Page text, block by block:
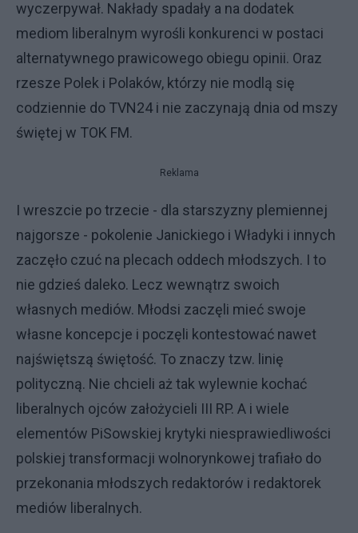
wyczerpywał. Nakłady spadały a na dodatek
mediom liberalnym wyrośli konkurenci w postaci
alternatywnego prawicowego obiegu opinii. Oraz
rzesze Polek i Polaków, którzy nie modlą się
codziennie do TVN24 i nie zaczynają dnia od mszy
świętej w TOK FM.
Reklama
I wreszcie po trzecie - dla starszyzny plemiennej
najgorsze - pokolenie Janickiego i Władyki i innych
zaczęło czuć na plecach oddech młodszych. I to
nie gdzieś daleko. Lecz wewnątrz swoich
własnych mediów. Młodsi zaczęli mieć swoje
własne koncepcje i poczęli kontestować nawet
najświętszą świętość. To znaczy tzw. linię
polityczną. Nie chcieli aż tak wylewnie kochać
liberalnych ojców założycieli III RP. A i wiele
elementów PiSowskiej krytyki niesprawiedliwości
polskiej transformacji wolnorynkowej trafiało do
przekonania młodszych redaktorów i redaktorek
mediów liberalnych.